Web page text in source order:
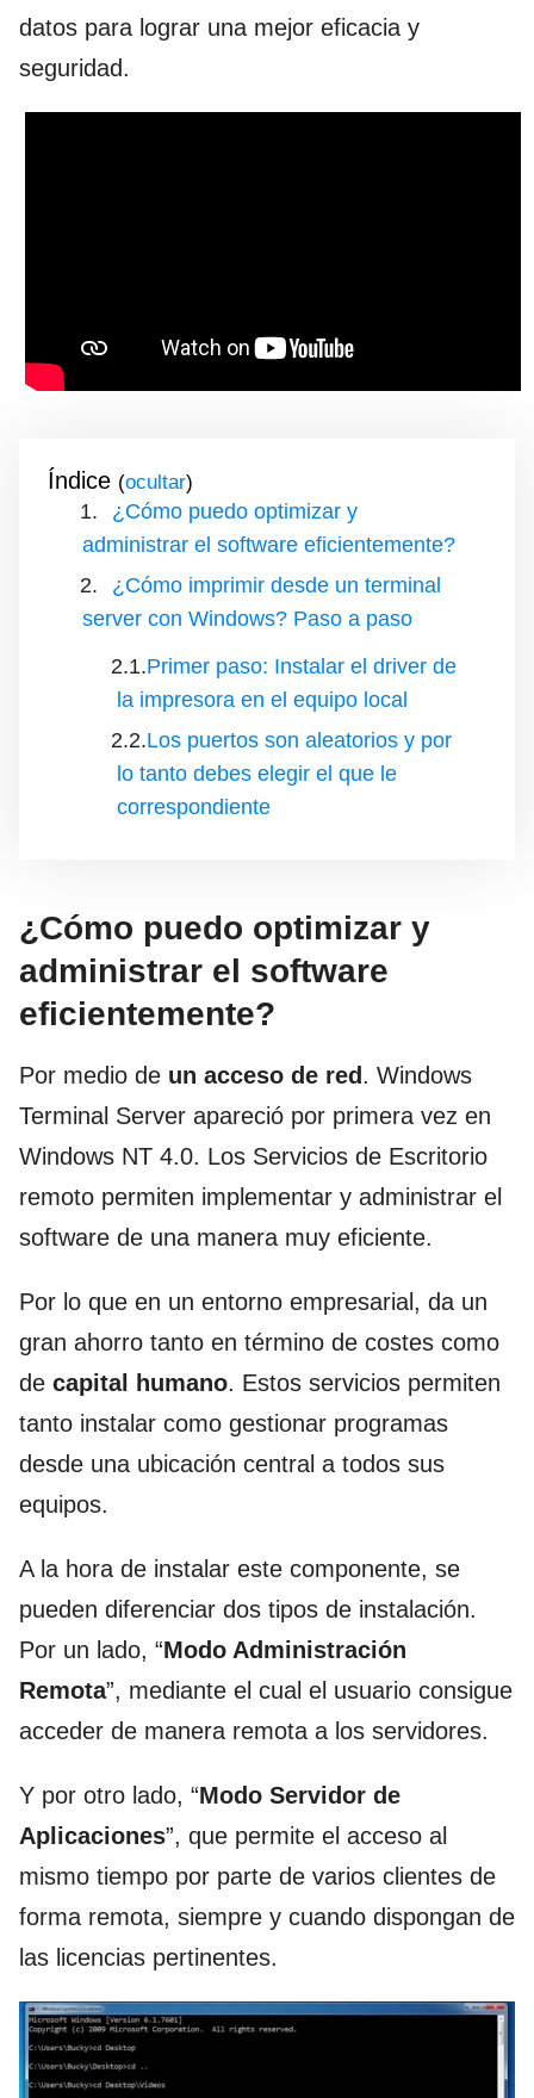
datos para lograr una mejor eficacia y
seguridad.
Índice ( )
¿Cómo puedo optimizar y
administrar el software eficientemente?
¿Cómo imprimir desde un terminal
server con Windows? Paso a paso
Primer paso: Instalar el driver de
la impresora en el equipo local
Los puertos son aleatorios y por
lo tanto debes elegir el que le
correspondiente
¿Cómo puedo optimizar y
administrar el software
eficientemente?
Por medio de un acceso de red . Windows
Terminal Server apareció por primera vez en
Windows NT 4.0. Los Servicios de Escritorio
remoto permiten implementar y administrar el
software de una manera muy eficiente.
Por lo que en un entorno empresarial, da un
gran ahorro tanto en término de costes como
de capital humano. Estos servicios permiten
tanto instalar como gestionar programas
desde una ubicación central a todos sus
equipos.
A la hora de instalar este componente, se
pueden diferenciar dos tipos de instalación.
Por un lado, “Modo Administración
Remota”, mediante el cual el usuario consigue
acceder de manera remota a los servidores.
Y por otro lado, “Modo Servidor de
Aplicaciones”, que permite el acceso al
mismo tiempo por parte de varios clientes de
forma remota, siempre y cuando dispongan de
las licencias pertinentes.